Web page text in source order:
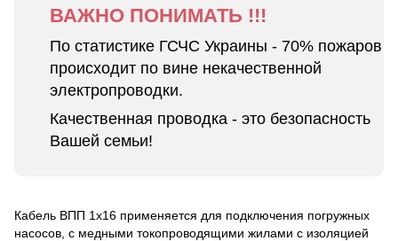
ВАЖНО ПОНИМАТЬ !!!
По статистике ГСЧС Украины - 70% пожаров
происходит по вине некачественной
электропроводки.
Качественная проводка - это безопасность
Вашей семьи!
Кабель ВПП 1х16 применяется для подключения погружных
насосов, с медными токопроводящими жилами с изоляцией